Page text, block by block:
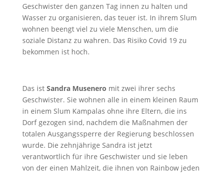
Geschwister den ganzen Tag innen zu halten und
Wasser zu organisieren, das teuer ist. In ihrem Slum
wohnen beengt viel zu viele Menschen, um die
soziale Distanz zu wahren. Das Risiko Covid 19 zu
bekommen ist hoch.
Das ist Sandra Musenero mit zwei ihrer sechs
Geschwister. Sie wohnen alle in einem kleinen Raum
in einem Slum Kampalas ohne ihre Eltern, die ins
Dorf gezogen sind, nachdem die Maßnahmen der
totalen Ausgangssperre der Regierung beschlossen
wurde. Die zehnjährige Sandra ist jetzt
verantwortlich für ihre Geschwister und sie leben
von der einen Mahlzeit, die ihnen von Rainbow jeden